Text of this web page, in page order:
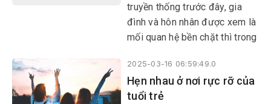
truyền thống trước đây, gia
đình và hôn nhân được xem là
mối quan hệ bền chặt thì trong
người trẻ, quan niệm này đã
dần thay đổi, tạo nên những
mối quan hệ không ràng buộc,
2025-03-16 06:59:49.0
Hẹn nhau ở nơi rực rỡ của
tuổi trẻ